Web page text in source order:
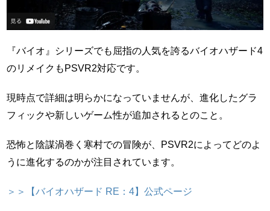
『バイオ』シリーズでも屈指の人気を誇るバイオハザード4
のリメイクもPSVR2対応です。
現時点で詳細は明らかになっていませんが、進化したグラ
フィックや新しいゲーム性が追加されるとのこと。
恐怖と陰謀渦巻く寒村での冒険が、PSVR2によってどのよ
うに進化するのかが注目されています。
＞＞【バイオハザード RE：4】公式ページ